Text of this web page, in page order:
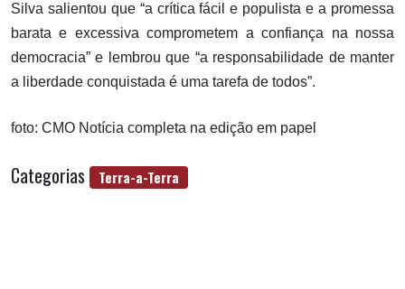
Silva salientou que “a crítica fácil e populista e a promessa
barata e excessiva comprometem a confiança na nossa
democracia” e lembrou que “a responsabilidade de manter
a liberdade conquistada é uma tarefa de todos”.
foto: CMO Notícia completa na edição em papel
Categorias Terra-a-Terra